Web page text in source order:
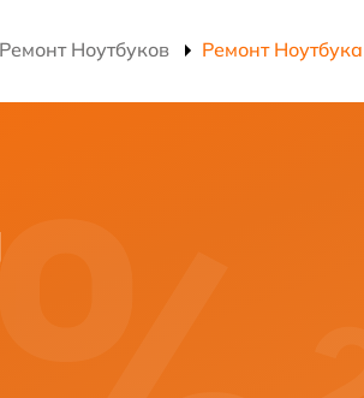
Ремонт Ноутбуков Ремонт